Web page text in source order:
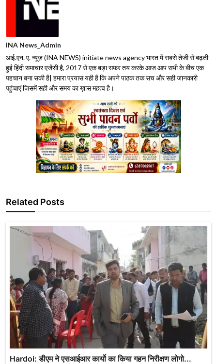
INA News_Admin
आई.एन. ए. न्यूज़ (INA NEWS) initiate news agency भारत में सबसे तेजी से बढ़ती
हुई हिंदी समाचार एजेंसी है, 2017 से एक बड़ा सफर तय करके आज आप सभी के बीच एक
पहचान बना सकी है| हमारा प्रयास यही है कि अपने पाठक तक सच और सही जानकारी
पहुंचाएं जिसमें सही और समय का ख़ास महत्व है।
Related Posts
Hardoi: डीएम ने एसआईआर कार्यो का किया गहन निरीक्षण लोगो...